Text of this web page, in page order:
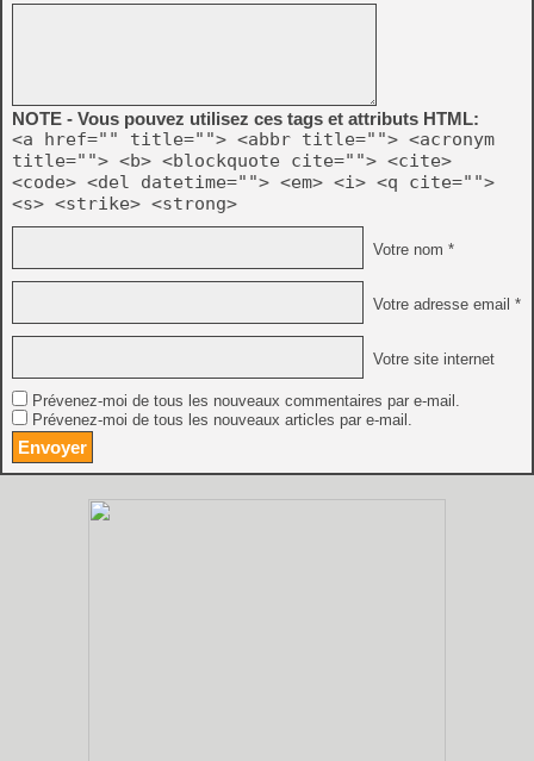
NOTE - Vous pouvez utilisez ces tags et attributs HTML:
<a href="" title=""> <abbr title=""> <acronym
title=""> <b> <blockquote cite=""> <cite>
<code> <del datetime=""> <em> <i> <q cite="">
<s> <strike> <strong>
Votre nom *
Votre adresse email *
Votre site internet
Prévenez-moi de tous les nouveaux commentaires par e-mail.
Prévenez-moi de tous les nouveaux articles par e-mail.